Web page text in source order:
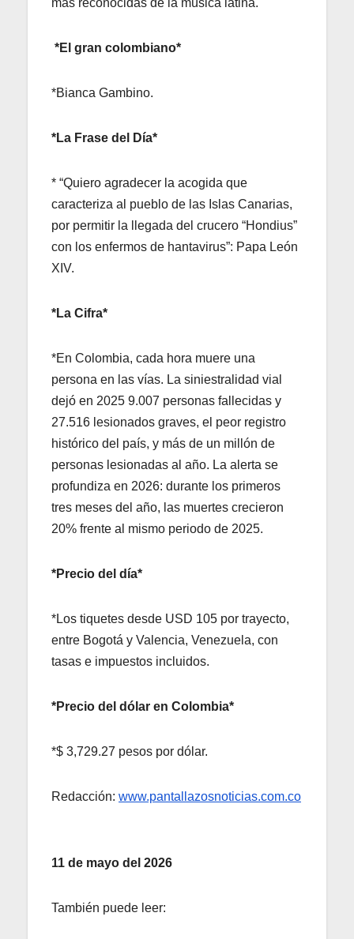
*El gran colombiano*
*Bianca Gambino.
*La Frase del Día*
* “Quiero agradecer la acogida que
caracteriza al pueblo de las Islas Canarias,
por permitir la llegada del crucero “Hondius”
con los enfermos de hantavirus”: Papa León
XIV.
*La Cifra*
*En Colombia, cada hora muere una
persona en las vías. La siniestralidad vial
dejó en 2025 9.007 personas fallecidas y
27.516 lesionados graves, el peor registro
histórico del país, y más de un millón de
personas lesionadas al año. La alerta se
profundiza en 2026: durante los primeros
tres meses del año, las muertes crecieron
20% frente al mismo periodo de 2025.
*Precio del día*
*Los tiquetes desde USD 105 por trayecto,
entre Bogotá y Valencia, Venezuela, con
tasas e impuestos incluidos.
*Precio del dólar en Colombia*
*$ 3,729.27 pesos por dólar.
Redacción: www.pantallazosnoticias.com.co
11 de mayo del 2026
También puede leer: